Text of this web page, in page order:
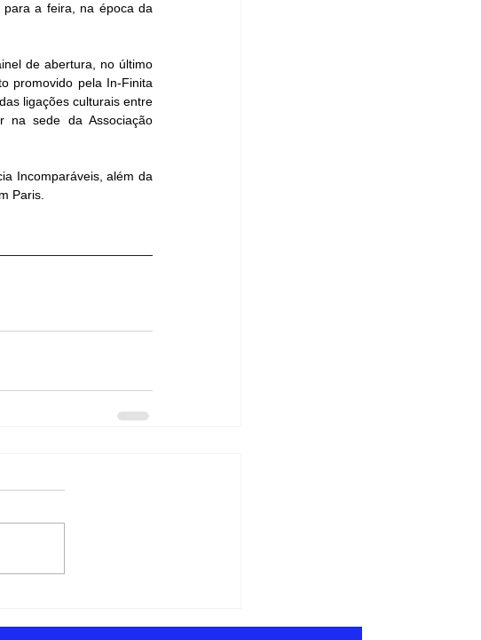
a feira, na época da
de abertura, no último
promovido pela In-Finita
ligações culturais entre
na sede da Associação
Incomparáveis, além da
Paris.